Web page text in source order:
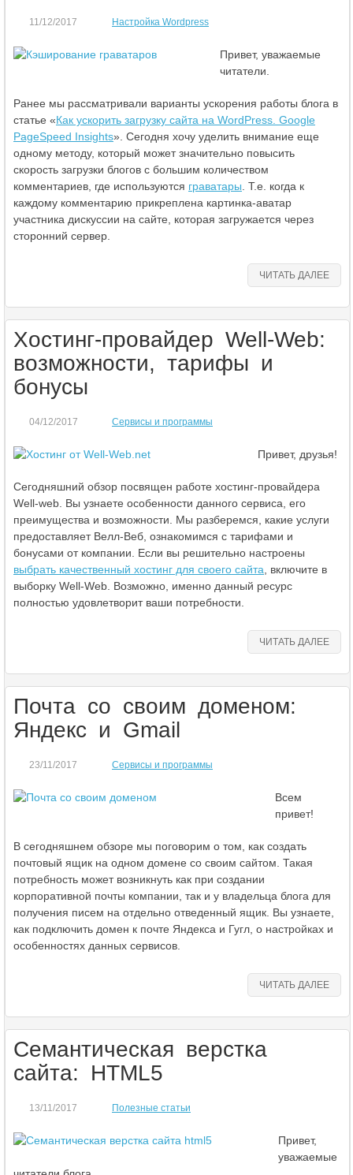
11/12/2017 Настройка Wordpress
Привет, уважаемые
читатели.
Ранее мы рассматривали варианты ускорения работы блога в
статье «Как ускорить загрузку сайта на WordPress. Google
PageSpeed Insights». Сегодня хочу уделить внимание еще
одному методу, который может значительно повысить
скорость загрузки блогов с большим количеством
комментариев, где используются граватары . Т.е. когда к
каждому комментарию прикреплена картинка-аватар
участника дискуссии на сайте, которая загружается через
сторонний сервер.
ЧИТАТЬ ДАЛЕЕ
Хостинг-провайдер Well-Web:
возможности, тарифы и
бонусы
04/12/2017 Сервисы и программы
Привет, друзья!
Сегодняшний обзор посвящен работе хостинг-провайдера
Well-web. Вы узнаете особенности данного сервиса, его
преимущества и возможности. Мы разберемся, какие услуги
предоставляет Велл-Веб, ознакомимся с тарифами и
бонусами от компании. Если вы решительно настроены
выбрать качественный хостинг для своего сайта , включите в
выборку Well-Web. Возможно, именно данный ресурс
полностью удовлетворит ваши потребности.
ЧИТАТЬ ДАЛЕЕ
Почта со своим доменом:
Яндекс и Gmail
23/11/2017 Сервисы и программы
Всем
привет!
В сегодняшнем обзоре мы поговорим о том, как создать
почтовый ящик на одном домене со своим сайтом. Такая
потребность может возникнуть как при создании
корпоративной почты компании, так и у владельца блога для
получения писем на отдельно отведенный ящик. Вы узнаете,
как подключить домен к почте Яндекса и Гугл, о настройках и
особенностях данных сервисов.
ЧИТАТЬ ДАЛЕЕ
Семантическая верстка
сайта: HTML5
13/11/2017 Полезные статьи
Привет,
уважаемые